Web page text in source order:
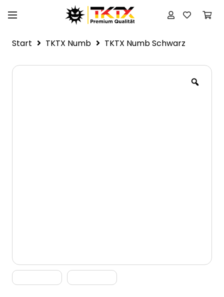
Start TKTX Numb TKTX Numb Schwarz